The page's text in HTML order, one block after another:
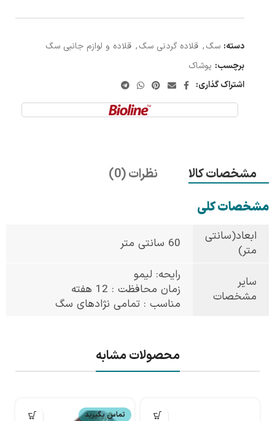
دسته: سگ, قلاده گردنی سگ, قلاده و لوازم جانبی سگ
برچسب: پوشاک
اشتراک گذاری:
مشخصات کالا
نظرات (0)
مشخصات کلی
ابعاد(سانتی
متر)
60 سانتی متر
سایر
مشخصات
رایحه: لیمو
زمان محافظت : 12 هفته
مناسب : تمامی نژادهای سگ
محصولات مشابه
تماس بگیرید